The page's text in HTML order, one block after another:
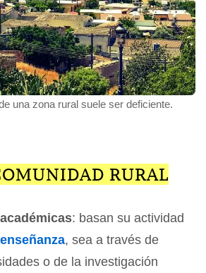
una zona rural suele ser deficiente.
RURAL
: basan su actividad
enseñanza, sea a través de
o de la investigación